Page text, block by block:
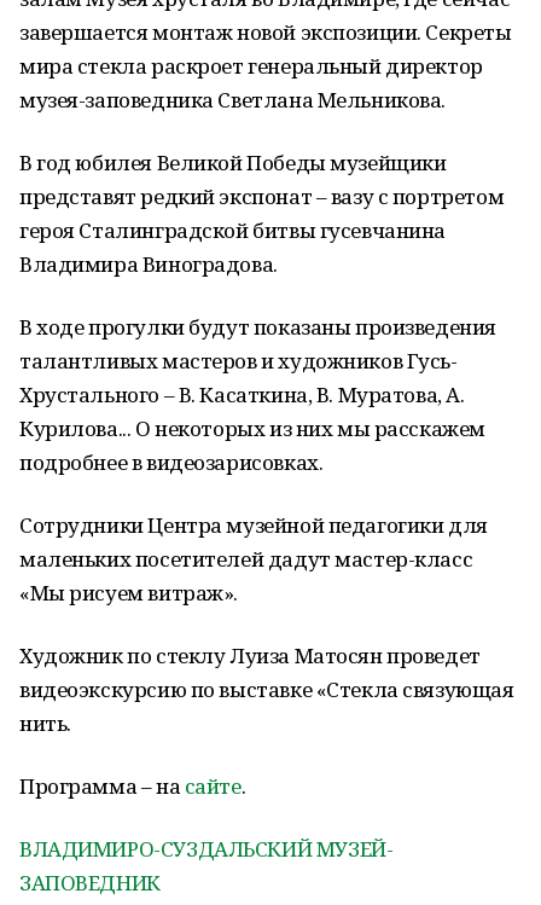
завершается монтаж новой экспозиции. Секреты
мира стекла раскроет генеральный директор
музея-заповедника Светлана Мельникова.
В год юбилея Великой Победы музейщики
представят редкий экспонат – вазу с портретом
героя Сталинградской битвы гусевчанина
Владимира Виноградова.
В ходе прогулки будут показаны произведения
талантливых мастеров и художников Гусь-
Хрустального – В. Касаткина, В. Муратова, А.
Курилова... О некоторых из них мы расскажем
подробнее в видеозарисовках.
Сотрудники Центра музейной педагогики для
маленьких посетителей дадут мастер-класс
«Мы рисуем витраж».
Художник по стеклу Луиза Матосян проведет
видеоэкскурсию по выставке «Стекла связующая
нить.
Программа – на сайте.
ВЛАДИМИРО-СУЗДАЛЬСКИЙ МУЗЕЙ-
ЗАПОВЕДНИК